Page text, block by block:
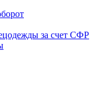
за счет СФР